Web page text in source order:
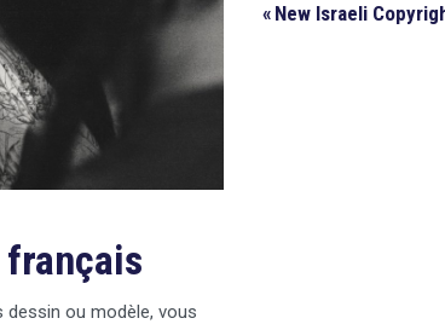
français
dessin ou modèle, vous
« New Israeli